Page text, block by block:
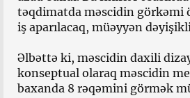
təqdimatda məscidin görkəmi
iş aparılacaq, müəyyən
Əlbəttə ki, məscidin daxili
konseptual olaraq məscidin
baxanda 8 rəqəmini görmək